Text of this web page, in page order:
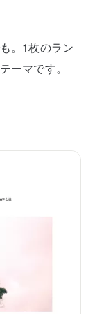
。1枚のラン
ーマです。